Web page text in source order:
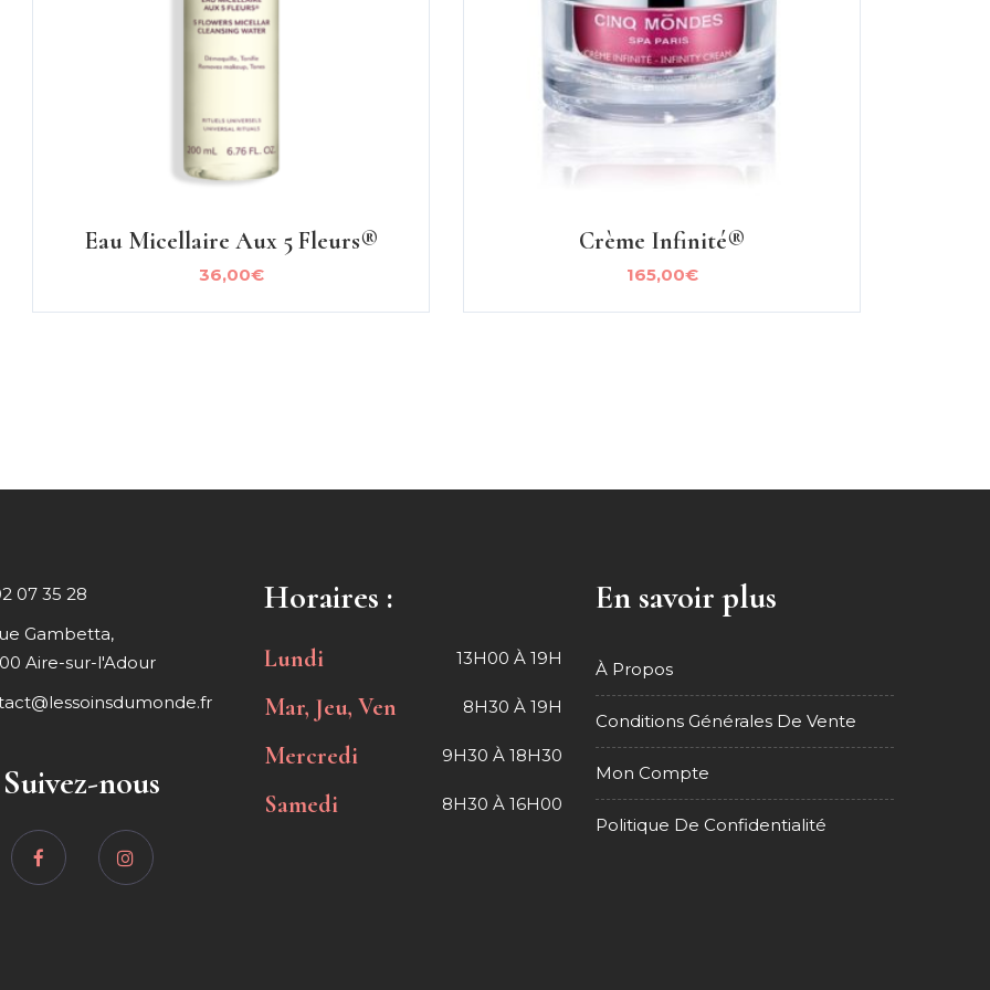
Eau Micellaire Aux 5 Fleurs®
36,00€
Crème Infinité®
165,00€
07 35 28
Gambetta,
Aire-sur-l'Adour
Suivez-nous
Horaires :
Lundi 13H00 À 19H
Mar, Jeu, Ven 8H30 À 19H
Mercredi 9H30 À 18H30
Samedi 8H30 À 16H00
En savoir plus
À Propos
Conditions Générales De Vente
Mon Compte
Politique De Confidentialité